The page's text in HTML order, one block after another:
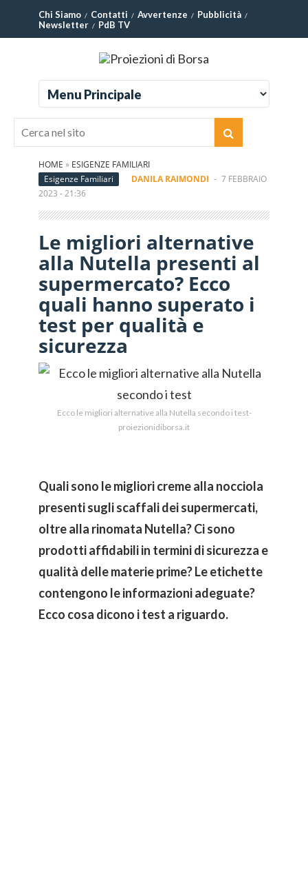
Chi Siamo Contatti Avvertenze
Pubblicità
Newsletter
PdB TV
HOME » ESIGENZE FAMILIARI
Esigenze Familiari
DANILA RAIMONDI - 7 FEBBRAIO
2023 - 21:36
Le migliori alternative
alla Nutella presenti al
supermercato? Ecco
quali hanno superato i
test per qualità e
sicurezza
Ecco le migliori alternative alla Nutella secondo i test-
proiezionidiborsa.it
Quali sono le migliori creme alla nocciola
presenti sugli scaffali dei supermercati,
oltre alla rinomata Nutella? Ci sono
prodotti affidabili in termini di sicurezza e
qualità delle materie prime? Le etichette
contengono le informazioni adeguate?
Ecco cosa dicono i test a riguardo.